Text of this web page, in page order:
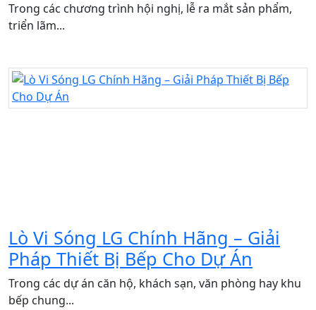
Trong các chương trình hội nghị, lễ ra mắt sản phẩm,
triển lãm...
Lò Vi Sóng LG Chính Hãng – Giải
Pháp Thiết Bị Bếp Cho Dự Án
Trong các dự án căn hộ, khách sạn, văn phòng hay khu
bếp chung...